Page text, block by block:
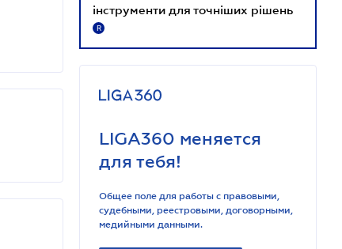
інструменти для точніших рішень
R
LIGA360 меняется
для тебя!
Общее поле для работы с правовыми,
судебными, реестровыми, договорными,
медийными данными.